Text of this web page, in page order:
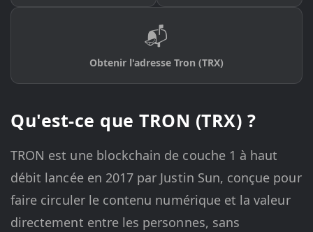
📬
Obtenir l'adresse Tron (TRX)
Qu'est-ce que TRON (TRX) ?
TRON est une blockchain de couche 1 à haut
débit lancée en 2017 par Justin Sun, conçue pour
faire circuler le contenu numérique et la valeur
directement entre les personnes, sans